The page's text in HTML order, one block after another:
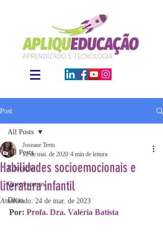
Post
All Posts
Educação
Quem somos
Dicas
All Posts
Habilidades socioemocionais e
literatura infantil
Joseane Terto
12 de mai. de 2020 4 min de leitura
Atualizado: 24 de mar. de 2023
Por: Profa. Dra. Valéria Batista